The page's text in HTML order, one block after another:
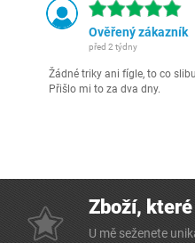
Ověřený zákazník
před 2 týdny
Žádné triky ani fígle, to co
Přišlo mi to za dva dny.
Zboží,
U mě seženete